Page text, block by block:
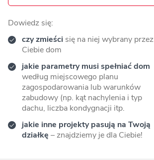
Dowiedz się:
czy zmieści się na niej wybrany przez
Ciebie dom
jakie parametry musi spełniać dom
według miejscowego planu
zagospodarowania lub warunków
zabudowy (np. kąt nachylenia i typ
dachu, liczba kondygnacji itp.
jakie inne projekty pasują na Twoją
działkę – znajdziemy je dla Ciebie!